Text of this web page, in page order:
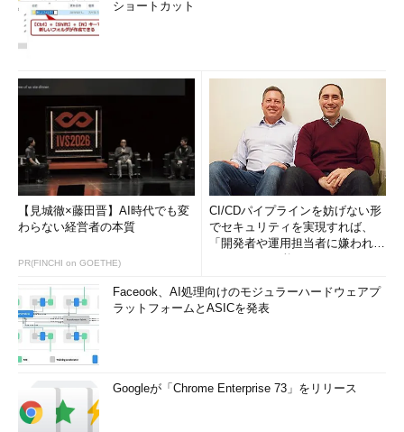
ショートカット
【見城徹×藤田晋】AI時代でも変
わらない経営者の本質
PR(FINCHI on GOETHE)
CI/CDパイプラインを妨げない形
でセキュリティを実現すれば、
「開発者や運用担当者に嫌われな
Faceook、AI処理向けのモジュラーハードウェアプ
ラットフォームとASICを発表
Googleが「Chrome Enterprise 73」をリリース